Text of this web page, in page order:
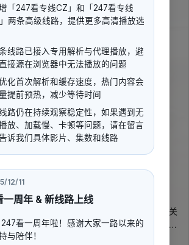
探二又二分之一
6.7 2003
动作
，却意外撞见他与别的女人纠缠，愤而结束关
她来到学校任教，实现一直以来的教师梦想，
生折腾得焦头烂额。班上乖巧的阿雅因父亲欠
「247看专线CZ」和「247看专线
」两条高级线路，提供更多高清播放选
线路已接入专用解析与代理播放，避
接源在浏览器中无法播放的问题
化首次解析和缓存速度，热门内容会
提前预热，减少等待时间
路仍在持续观察稳定性，如果遇到无
放、加载慢、卡顿等问题，请在留言
诉我们具体影片、集数和线路
12/11
一周年 & 新线路上线
247看一周年啦！感谢大家一路以来的
与陪伴！